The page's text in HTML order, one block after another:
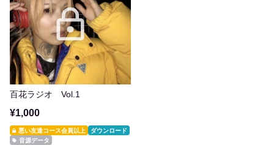
百花ラジオ Vol.1
¥1,000
悪い友達コース会員以上
ダウンロード
音源データ